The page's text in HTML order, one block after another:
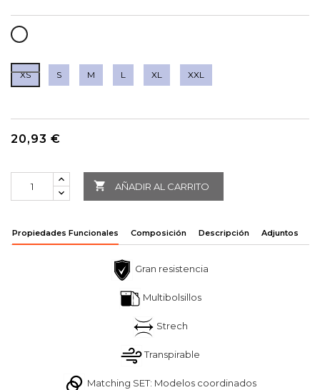
BLANCO
XS S M L XL XXL
20,93 €
 AÑADIR AL CARRITO
Propiedades Funcionales Composición Descripción Adjuntos
Gran resistencia
Multibolsillos
Strech
Transpirable
Matching SET: Modelos coordinados